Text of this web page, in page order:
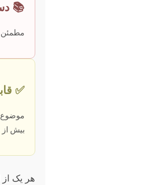
📚
مطمئن
✅
موضوع
بیش از
هر یک از